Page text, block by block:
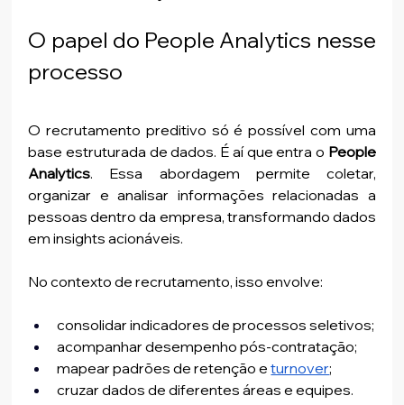
O papel do People Analytics nesse
processo
O recrutamento preditivo só é possível com uma
base estruturada de dados. É aí que entra o People
Analytics. Essa abordagem permite coletar,
organizar e analisar informações relacionadas a
pessoas dentro da empresa, transformando dados
em insights acionáveis.
No contexto de recrutamento, isso envolve:
consolidar indicadores de processos seletivos;
acompanhar desempenho pós-contratação;
mapear padrões de retenção e turnover;
cruzar dados de diferentes áreas e equipes.